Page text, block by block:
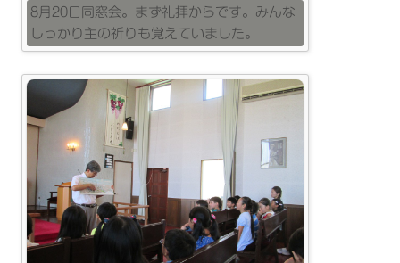
8月20日同窓会。まず礼拝からです。みんな
しっかり主の祈りも覚えていました。